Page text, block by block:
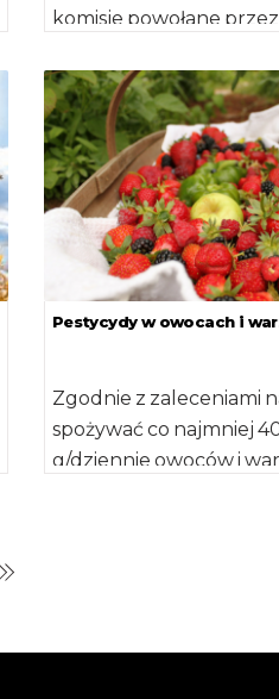
komisje powołane
wystąpienia szkód, […]
Pestycydy w owocach i
Zgodnie z zaleceniami
spożywać co najmniej
g/dziennie owoców i